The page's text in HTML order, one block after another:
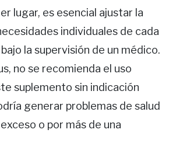
lugar, es esencial ajustar la
individuales de cada
la supervisión de un médico.
no se recomienda el uso
suplemento sin indicación
generar problemas de salud
o por más de una